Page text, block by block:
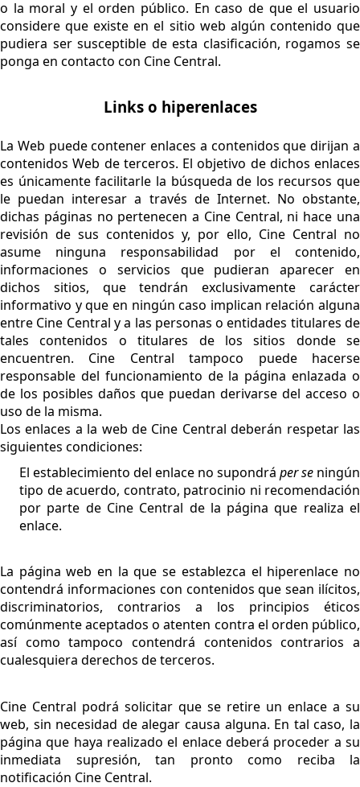
o la moral y el orden público. En caso de que el usuario
considere que existe en el sitio web algún contenido que
pudiera ser susceptible de esta clasificación, rogamos se
ponga en contacto con Cine Central.
Links o hiperenlaces
La Web puede contener enlaces a contenidos que dirijan a
contenidos Web de terceros. El objetivo de dichos enlaces
es únicamente facilitarle la búsqueda de los recursos que
le puedan interesar a través de Internet. No obstante,
dichas páginas no pertenecen a Cine Central, ni hace una
revisión de sus contenidos y, por ello, Cine Central no
asume ninguna responsabilidad por el contenido,
informaciones o servicios que pudieran aparecer en
dichos sitios, que tendrán exclusivamente carácter
informativo y que en ningún caso implican relación alguna
entre Cine Central y a las personas o entidades titulares de
tales contenidos o titulares de los sitios donde se
encuentren. Cine Central tampoco puede hacerse
responsable del funcionamiento de la página enlazada o
de los posibles daños que puedan derivarse del acceso o
uso de la misma.
Los enlaces a la web de Cine Central deberán respetar las
siguientes condiciones:
El establecimiento del enlace no supondrá per se ningún
tipo de acuerdo, contrato, patrocinio ni recomendación
por parte de Cine Central de la página que realiza el
enlace.
La página web en la que se establezca el hiperenlace no
contendrá informaciones con contenidos que sean ilícitos,
discriminatorios, contrarios a los principios éticos
comúnmente aceptados o atenten contra el orden público,
así como tampoco contendrá contenidos contrarios a
cualesquiera derechos de terceros.
Cine Central podrá solicitar que se retire un enlace a su
web, sin necesidad de alegar causa alguna. En tal caso, la
página que haya realizado el enlace deberá proceder a su
inmediata supresión, tan pronto como reciba la
notificación Cine Central.